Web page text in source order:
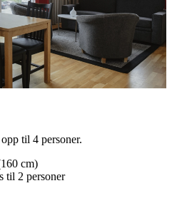
til 4 personer.
cm)
til 2 personer